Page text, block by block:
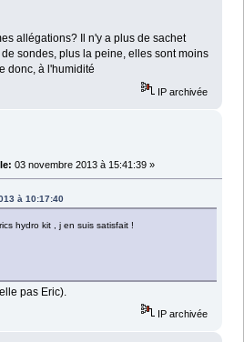
allégations? Il n'y a plus de sachet
sondes, plus la peine, elles sont moins
donc, à l'humidité
IP archivée
03 novembre 2013 à 15:41:39 »
à 10:17:40
hydro kit , j en suis satisfait !
pas Eric).
IP archivée